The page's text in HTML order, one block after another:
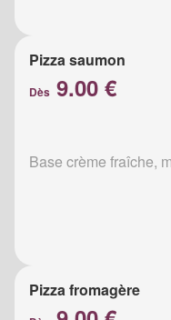
Pizza saumon
Dès 9.00 €
Base crème fraîche,
Pizza fromagère